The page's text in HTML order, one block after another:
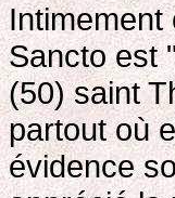
Sancto est
(50) saint
partout où
évidence